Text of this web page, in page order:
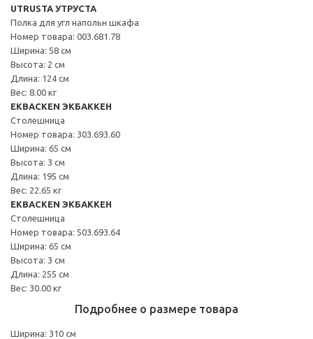
UTRUSTA УТРУСТА
Полка для угл напольн шкафа
Номер товара: 003.681.78
Ширина: 58 см
Высота: 2 см
Длина: 124 см
Вес: 8.00 кг
EKBACKEN ЭКБАККЕН
Столешница
Номер товара: 303.693.60
Ширина: 65 см
Высота: 3 см
Длина: 195 см
Вес: 22.65 кг
EKBACKEN ЭКБАККЕН
Столешница
Номер товара: 503.693.64
Ширина: 65 см
Высота: 3 см
Длина: 255 см
Вес: 30.00 кг
Подробнее о размере товара
Ширина: 310 см